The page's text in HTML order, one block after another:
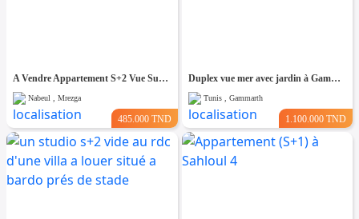
A Vendre Appartement S+2 Vue Sur Mer à AFH Mrezga, Nabeul
Nabeul , Mrezga
485.000 TND
Duplex vue mer avec jardin à Gammarth
Tunis , Gammarth
1.100.000 TND